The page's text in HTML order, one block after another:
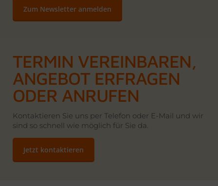
Zum Newsletter anmelden
TERMIN VEREINBAREN,
ANGEBOT ERFRAGEN
ODER ANRUFEN
Kontaktieren Sie uns per Telefon oder E-Mail und wir
sind so schnell wie möglich für Sie da.
Jetzt kontaktieren